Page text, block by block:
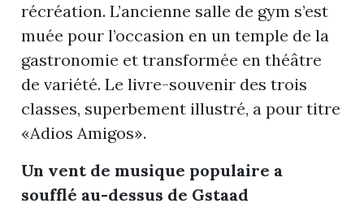
récréation. L’ancienne salle de gym s’est
muée pour l’occasion en un temple de la
gastronomie et transformée en théâtre
de variété. Le livre-souvenir des trois
classes, superbement illustré, a pour titre
«Adios Amigos».
Un vent de musique populaire a
soufflé au-dessus de Gstaad